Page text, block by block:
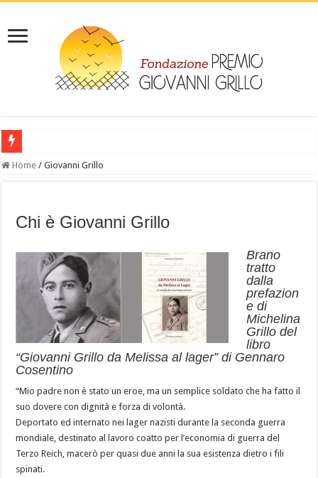
IL LIBRO: Leggi “Giovanni Grillo da Melissa al lager- la vicenda di un
Home / Giovanni Grillo
Chi è Giovanni Grillo
Brano
tratto
dalla
prefazion
e di
Michelina
Grillo del
libro
“Giovanni Grillo da Melissa al lager” di Gennaro
Cosentino
“Mio padre non è stato un eroe, ma un semplice soldato che ha fatto il
suo dovere con dignità e forza di volontà.
Deportato ed internato nei lager nazisti durante la seconda guerra
mondiale, destinato al lavoro coatto per l’economia di guerra del
Terzo Reich, macerò per quasi due anni la sua esistenza dietro i fili
spinati.